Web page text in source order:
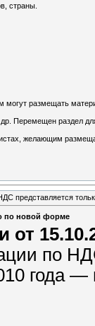
страны.
размещать
Перемещен раздел
желающим
представляется
по новой форме
от
по
года